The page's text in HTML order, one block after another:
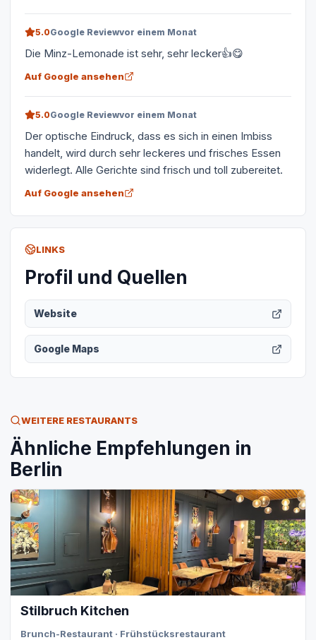
5.0Google Reviewvor einem Monat
Die Minz-Lemonade ist sehr, sehr lecker👍😋
Auf Google ansehen
5.0Google Reviewvor einem Monat
Der optische Eindruck, dass es sich in einen Imbiss
handelt, wird durch sehr leckeres und frisches Essen
widerlegt. Alle Gerichte sind frisch und toll zubereitet.
Auf Google ansehen
LINKS
Profil und Quellen
Website
Google Maps
WEITERE RESTAURANTS
Ähnliche Empfehlungen in
Berlin
Stilbruch Kitchen
Brunch-Restaurant · Frühstücksrestaurant